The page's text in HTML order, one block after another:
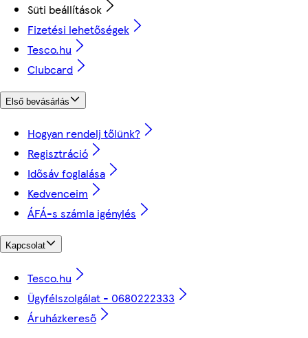
Süti beállítások
Fizetési lehetőségek
Tesco.hu
Clubcard
Első bevásárlás
Hogyan rendelj tőlünk?
Regisztráció
Idősáv foglalása
Kedvenceim
ÁFÁ-s számla igénylés
Kapcsolat
Tesco.hu
Ügyfélszolgálat - 0680222333
Áruházkereső